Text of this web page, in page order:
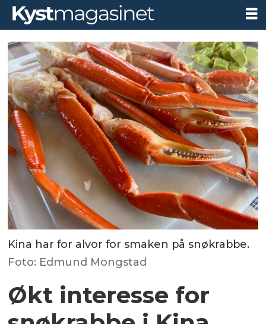
Kina har for alvor for smaken på snøkrabbe.
Foto: Edmund Mongstad
Økt interesse for